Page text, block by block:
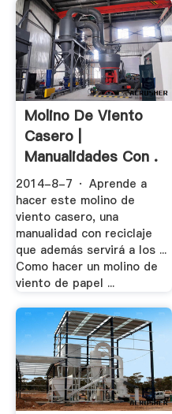
Molino De Viento
Casero |
Manualidades Con .
2014-8-7 · Aprende a
hacer este molino de
viento casero, una
manualidad con reciclaje
que además servirá a los ...
Como hacer un molino de
viento de papel ...